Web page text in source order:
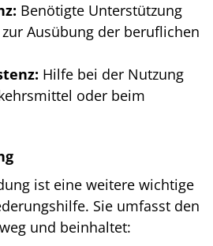
Benötigte Unterstützung
Ausübung der beruflichen
Hilfe bei der Nutzung
oder beim
ist eine weitere wichtige
Sie umfasst den
und beinhaltet: